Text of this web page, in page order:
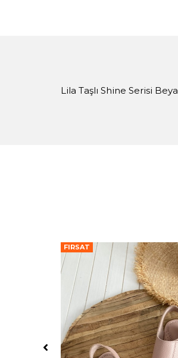
Lila Taşlı Shine Serisi
FIRSAT